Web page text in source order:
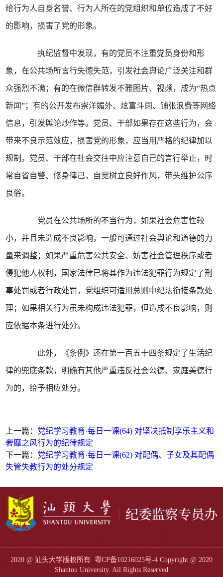
给行为人自身名誉、行为人所在的党组织和单位造成了不好
的影响，损害了党的形象。
执纪监督中发现，有的党员不注重党员身份和形
象，在公共场所言行失德失范，引发社会舆论广泛关注和群
众强烈不满；有的在微信群转发不雅图片、视频，成为“热点
新闻”；有的公开发布崇洋媚外、炫富斗阔、铺张浪费等网络
信息，引发舆论炒作等。党员、干部如果存在这些行为，会
带来不良示范效应，损害党的形象，应当用严格的纪律加以
规制。党员、干部在社会交往中应注意自己的言行举止，时
常自省自警、修身律己，自觉树立良好作风，带头维护公序
良俗。
党员在公共场所的不当行为，如果社会危害性较
小，并且未造成不良影响，一般可通过社会舆论和道德的力
量来调整；如果严重危害公共安全、妨害社会管理秩序或者
侵犯他人权利，国家法律已将其作为违法犯罪行为规定了刑
事处罚或者行政处罚，党组织可适用总则中纪法衔接条款处
理；如果相关行为虽未构成违法犯罪，但造成不良影响，则
应依据本条进行处分。
此外，《条例》还在第一百五十四条规定了生活纪
律的兜底条款，明确有其他严重违反社会公德、家庭美德行
为的，给予相应处分。
上一篇： 党纪学习教育·每日一课(64) 对坚决抵制享乐主义和
奢靡之风行为的纪律规定
下一篇： 党纪学习教育·每日一课(62) 对配偶、子女及其配偶
失管失教行为的处分规定
2020 @ 汕头大学版权所有 粤CP备10216025号-4 Copyright @ 2020
Shantou University. Ail Rights Reserved